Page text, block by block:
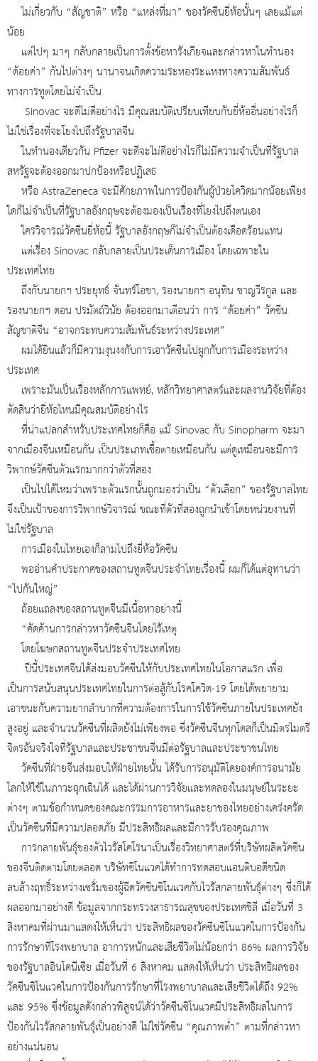
ไม่เกี่ยวกับ “สัญชาติ” หรือ “แหล่งที่มา” ของวัคซีนยี่ห้อนั้นๆ เลยแม้แต่
น้อย
แต่ไปๆ มาๆ กลับกลายเป็นการตั้งข้อหารังเกียจและกล่าวหาในทำนอง
“ด้อยค่า” กันไปต่างๆ นานาจนเกิดความระหองระแหงทางความสัมพันธ์
ทางการทูตโดยไม่จำเป็น
Sinovac จะดีไม่ดีอย่างไร มีคุณสมบัติเปรียบเทียบกับยี่ห้ออื่นอย่างไรก็
ไม่ใช่เรื่องที่จะโยงไปถึงรัฐบาลจีน
ในทำนองเดียวกัน Pfizer จะดีจะไม่ดีอย่างไรก็ไม่มีความจำเป็นที่รัฐบาล
สหรัฐจะต้องออกมาปกป้องหรือปฏิเสธ
หรือ AstraZeneca จะมีศักยภาพในการป้องกันผู้ป่วยโควิดมากน้อยเพียง
ใดก็ไม่จำเป็นที่รัฐบาลอังกฤษจะต้องมองเป็นเรื่องที่โยงไปถึงตนเอง
ใครวิจารณ์วัคซีนยี่ห้อนี้ รัฐบาลอังกฤษก็ไม่จำเป็นต้องเดือดร้อนแทน
แต่เรื่อง Sinovac กลับกลายเป็นประเด็นการเมือง โดยเฉพาะใน
ประเทศไทย
ถึงกับนายกฯ ประยุทธ์ จันทร์โอชา, รองนายกฯ อนุทิน ชาญวีรกูล และ
รองนายกฯ ดอน ปรมัตถ์วินัย ต้องออกมาเตือนว่า การ “ด้อยค่า” วัคซีน
สัญชาติจีน “อาจกระทบความสัมพันธ์ระหว่างประเทศ”
ผมได้ยินแล้วก็มีความงุนงงกับการเอาวัคซีนไปผูกกับการเมืองระหว่าง
ประเทศ
เพราะมันเป็นเรื่องหลักการแพทย์, หลักวิทยาศาสตร์และผลงานวิจัยที่ต้อง
ตัดสินว่ายี่ห้อไหนมีคุณสมบัติอย่างไร
ที่น่าแปลกสำหรับประเทศไทยก็คือ แม้ Sinovac กับ Sinopharm จะมา
จากเมืองจีนเหมือนกัน เป็นประเภทเชื้อตายเหมือนกัน แต่ดูเหมือนจะมีการ
วิพากษ์วัคซีนตัวแรกมากกว่าตัวที่สอง
เป็นไปได้ไหมว่าเพราะตัวแรกนั้นถูกมองว่าเป็น “ตัวเลือก” ของรัฐบาลไทย
จึงเป็นเป้าของการวิพากษ์วิจารณ์ ขณะที่ตัวที่สองถูกนำเข้าโดยหน่วยงานที่
ไม่ใช่รัฐบาล
การเมืองในไทยเองก็ลามไปถึงยี่ห้อวัคซีน
พออ่านคำประกาศของสถานทูตจีนประจำไทยเรื่องนี้ ผมก็ได้แต่อุทานว่า
“ไปกันใหญ่”
ถ้อยแถลงของสถานทูตจีนมีเนื้อหาอย่างนี้
“คัดค้านการกล่าวหาวัคซีนจีนโดยไร้เหตุ
โดยโฆษกสถานทูตจีนประจำประเทศไทย
ปีนี้ประเทศจีนได้ส่งมอบวัคซีนให้กับประเทศไทยในโอกาสแรก เพื่อ
เป็นการสนับสนุนประเทศไทยในการต่อสู้กับโรคโควิด-19 โดยได้พยายาม
เอาชนะกับความยากลำบากที่ความต้องการในการใช้วัคซีนภายในประเทศยัง
สูงอยู่ และจำนวนวัคซีนที่ผลิตยังไม่เพียงพอ ซึ่งวัคซีนจีนทุกโดสก็เป็นมิตรไมตรี
จิตรอันจริงใจที่รัฐบาลและประชาชนจีนมีต่อรัฐบาลและประชาชนไทย
วัคซีนที่ฝ่ายจีนส่งมอบให้ฝ่ายไทยนั้น ได้รับการอนุมัติโดยองค์การอนามัย
โลกให้ใช้ในภาวะฉุกเฉินได้ และได้ผ่านการวิจัยและทดลองในมนุษย์ในระยะ
ต่างๆ ตามข้อกำหนดของคณะกรรมการอาหารและยาของไทยอย่างเคร่งครัด
เป็นวัคซีนที่มีความปลอดภัย มีประสิทธิผลและมีการรับรองคุณภาพ
การกลายพันธุ์ของตัวไวรัสโคโรนาเป็นเรื่องวิทยาศาสตร์ที่บริษัทผลิตวัคซีน
ของจีนติดตามโดยตลอด บริษัทซิโนแวคได้ทำการทดสอบแอนติบอดีชนิด
ลบล้างฤทธิ์ระหว่างเซรั่มของผู้ฉีดวัคซีนซิโนแวคกับไวรัสกลายพันธุ์ต่างๆ ซึ่งก็ได้
ผลออกมาอย่างดี ข้อมูลจากกระทรวงสาธารณสุขของประเทศชิลี เมื่อวันที่ 3
สิงหาคมที่ผ่านมาแสดงให้เห็นว่า ประสิทธิผลของวัคซีนซิโนแวคในการป้องกัน
การรักษาที่โรงพยาบาล อาการหนักและเสียชีวิตไม่น้อยกว่า 86% ผลการวิจัย
ของรัฐบาลอินโดนีเซีย เมื่อวันที่ 6 สิงหาคม แสดงให้เห็นว่า ประสิทธิผลของ
วัคซีนซิโนแวคในการป้องกันการรักษาที่โรงพยาบาลและเสียชีวิตได้ถึง 92%
และ 95% ซึ่งข้อมูลดังกล่าวพิสูจน์ได้ว่าวัคซีนซิโนแวคมีประสิทธิผลในการ
ป้องกันไวรัสกลายพันธุ์เป็นอย่างดี ไม่ใช่วัคซีน “คุณภาพต่ำ” ตามที่กล่าวหา
อย่างแน่นอน